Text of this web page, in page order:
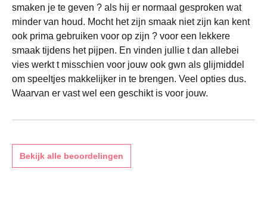
smaken je te geven ? als hij er normaal gesproken wat
minder van houd. Mocht het zijn smaak niet zijn kan kent
ook prima gebruiken voor op zijn ? voor een lekkere
smaak tijdens het pijpen. En vinden jullie t dan allebei
vies werkt t misschien voor jouw ook gwn als glijmiddel
om speeltjes makkelijker in te brengen. Veel opties dus.
Waarvan er vast wel een geschikt is voor jouw.
Bekijk alle beoordelingen